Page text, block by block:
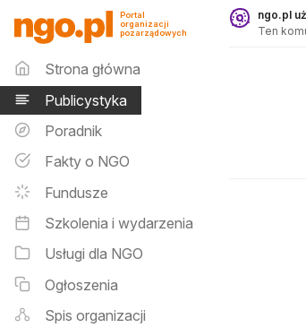
Publicystyka - ngo.pl
Portal
organizacji
pozarządowych
Menu główne
Strona główna
Publicystyka
Poradnik
Fakty o NGO
Fundusze
Szkolenia i wydarzenia
Usługi dla NGO
Ogłoszenia
Spis organizacji
ngo.pl
Ten